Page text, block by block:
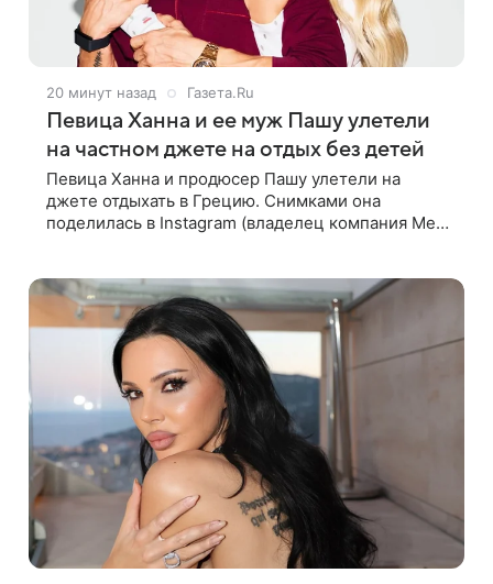
20 минут назад Газета.Ru
Певица Ханна и ее муж Пашу улетели
на частном джете на отдых без детей
Певица Ханна и продюсер Пашу улетели на
джете отдыхать в Грецию. Снимками она
поделилась в Instagram (владелец компания Meta